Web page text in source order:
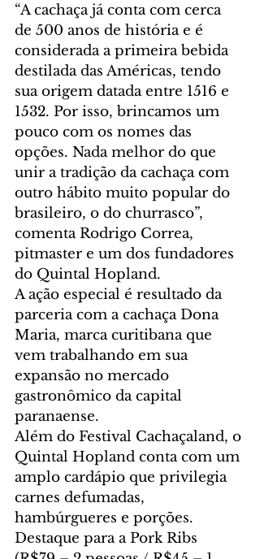
“A cachaça já conta com cerca
de 500 anos de história e é
considerada a primeira bebida
destilada das Américas, tendo
sua origem datada entre 1516 e
1532. Por isso, brincamos um
pouco com os nomes das
opções. Nada melhor do que
unir a tradição da cachaça com
outro hábito muito popular do
brasileiro, o do churrasco”,
comenta Rodrigo Correa,
pitmaster e um dos fundadores
do Quintal Hopland.
A ação especial é resultado da
parceria com a cachaça Dona
Maria, marca curitibana que
vem trabalhando em sua
expansão no mercado
gastronômico da capital
paranaense.
Além do Festival Cachaçaland, o
Quintal Hopland conta com um
amplo cardápio que privilegia
carnes defumadas,
hambúrgueres e porções.
Destaque para a Pork Ribs